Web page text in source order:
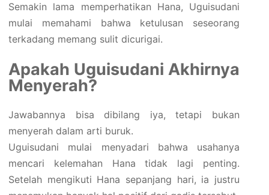
Semakin lama memperhatikan Hana, Uguisudani
mulai memahami bahwa ketulusan seseorang
terkadang memang sulit dicurigai.
Apakah Uguisudani Akhirnya
Menyerah?
Jawabannya bisa dibilang iya, tetapi bukan
menyerah dalam arti buruk.
Uguisudani mulai menyadari bahwa usahanya
mencari kelemahan Hana tidak lagi penting.
Setelah mengikuti Hana sepanjang hari, ia justru